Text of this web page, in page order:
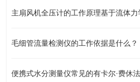
毛细管流量检测仪的工作依据是什么？
便携式水分测量仪常见的有卡尔·费休